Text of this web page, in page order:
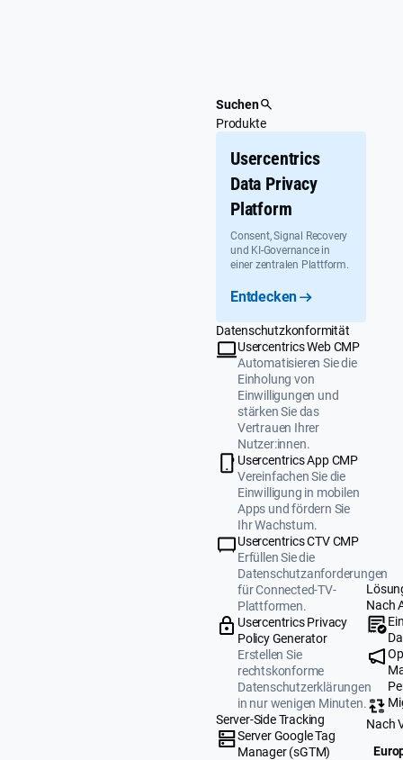
Suchen
Produkte
Usercentrics
Data Privacy
Platform
Consent, Signal Recovery
und KI-Governance in
einer zentralen Plattform.
Entdecken
Datenschutzkonformität
Usercentrics Web CMP
Automatisieren Sie die
Einholung von
Einwilligungen und
stärken Sie das
Vertrauen Ihrer
Nutzer:innen.
Usercentrics App CMP
Vereinfachen Sie die
Einwilligung in mobilen
Apps und fördern Sie
Ihr Wachstum.
Usercentrics CTV CMP
Erfüllen Sie die
Datenschutzanforderungen
für Connected-TV-
Plattformen.
Usercentrics Privacy
Policy Generator
Erstellen Sie
rechtskonforme
Datenschutzerklärungen
in nur wenigen Minuten.
Server-Side Tracking
Server Google Tag
Manager (sGTM)
Nach
Nach